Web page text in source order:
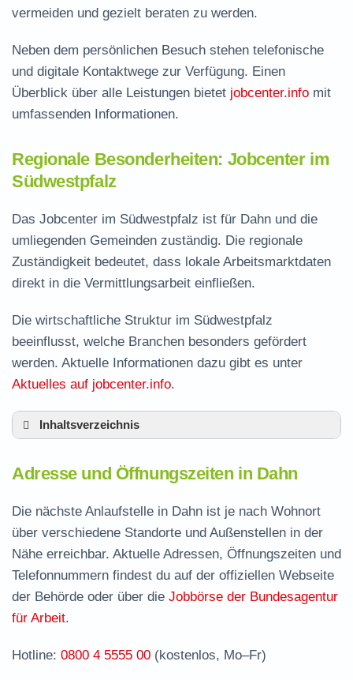
vermeiden und gezielt beraten zu werden.
Neben dem persönlichen Besuch stehen telefonische
und digitale Kontaktwege zur Verfügung. Einen
Überblick über alle Leistungen bietet jobcenter.info mit
umfassenden Informationen.
Regionale Besonderheiten: Jobcenter im
Südwestpfalz
Das Jobcenter im Südwestpfalz ist für Dahn und die
umliegenden Gemeinden zuständig. Die regionale
Zuständigkeit bedeutet, dass lokale Arbeitsmarktdaten
direkt in die Vermittlungsarbeit einfließen.
Die wirtschaftliche Struktur im Südwestpfalz
beeinflusst, welche Branchen besonders gefördert
werden. Aktuelle Informationen dazu gibt es unter
Aktuelles auf jobcenter.info.
Inhaltsverzeichnis
Leistungen der Arbeitsvermittlung in Dahn
Termin vereinbaren und Bürgergeld beantragen
Jobcenter Südwestpfalz – zuständige Stelle
Stellenangebote und Jobbörse in Dahn
Häufige Fragen rund ums Jobcenter
Adresse und Öffnungszeiten in Dahn
Die nächste Anlaufstelle in Dahn ist je nach Wohnort
über verschiedene Standorte und Außenstellen in der
Nähe erreichbar. Aktuelle Adressen, Öffnungszeiten und
Telefonnummern findest du auf der offiziellen Webseite
der Behörde oder über die Jobbörse der Bundesagentur
für Arbeit.
Hotline: 0800 4 5555 00 (kostenlos, Mo–Fr)